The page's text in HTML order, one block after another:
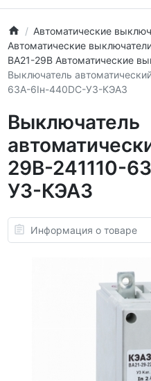
Автоматические
Автоматические
ВА21-29В Автоматические
Выключатель
63А-6Iн-440DC-У3-КЭАЗ
Выключатель
29В-241110-
У3-КЭАЗ
Информация о товаре